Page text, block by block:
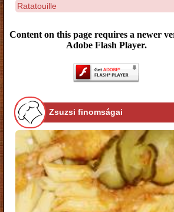
Ratatouille
Content on this page requires a newer
Adobe Flash Player.
Zsuzsi finomságai